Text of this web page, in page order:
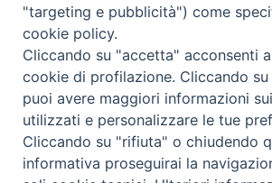
Contatti & Info
C.ne Aurelia, 50 – 00165 Roma
"targeting e pubblicità") come
cookie policy.
Cliccando su "accetta" acconsenti
cookie di profilazione. Cliccando
puoi avere maggiori informazioni
utilizzati e personalizzare le tue
Cliccando su "rifiuta" o chiudendo
informativa proseguirai la